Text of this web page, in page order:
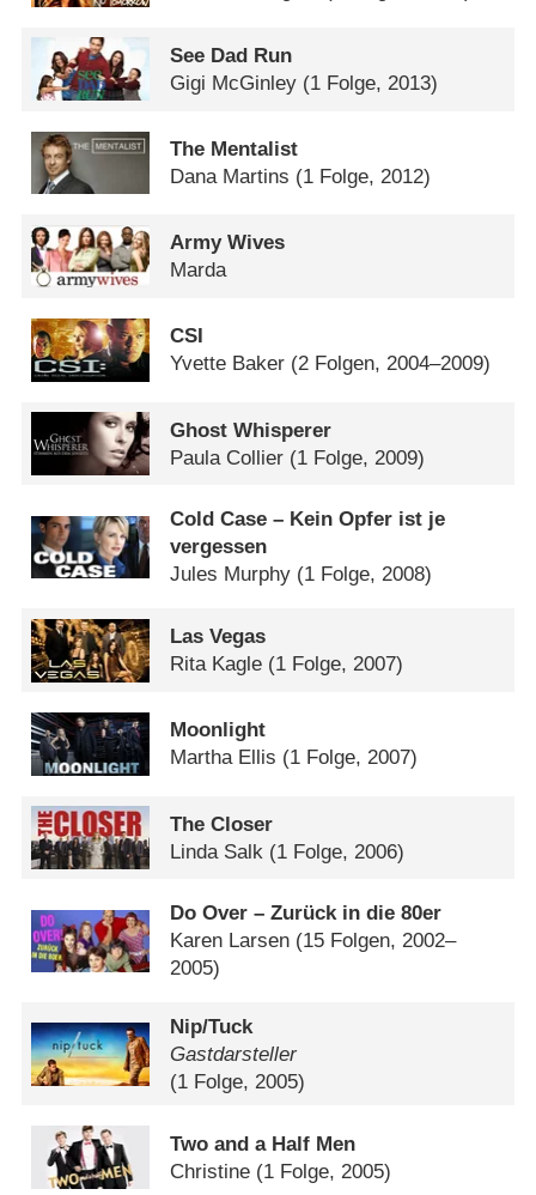
See Dad Run
Gigi McGinley (1 Folge, 2013)
The Mentalist
Dana Martins (1 Folge, 2012)
Army Wives
Marda
CSI
Yvette Baker (2 Folgen, 2004–2009)
Ghost Whisperer
Paula Collier (1 Folge, 2009)
Cold Case – Kein Opfer ist je
vergessen
Jules Murphy (1 Folge, 2008)
Las Vegas
Rita Kagle (1 Folge, 2007)
Moonlight
Martha Ellis (1 Folge, 2007)
The Closer
Linda Salk (1 Folge, 2006)
Do Over – Zurück in die 80er
Karen Larsen (15 Folgen, 2002–
2005)
Nip/​Tuck
Gastdarsteller
(1 Folge, 2005)
Two and a Half Men
Christine (1 Folge, 2005)